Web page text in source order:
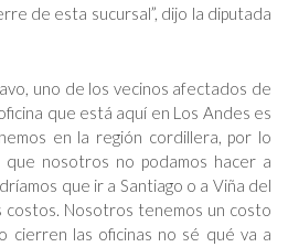
de esta sucursal”, dijo la diputada
uno de los vecinos afectados de
que está aquí en Los Andes es
en la región cordillera, por lo
nosotros no podamos hacer a
que ir a Santiago o a Viña del
costos. Nosotros tenemos un costo
cierren las oficinas no sé qué va a